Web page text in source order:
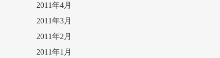
2011年4月
2011年3月
2011年2月
2011年1月